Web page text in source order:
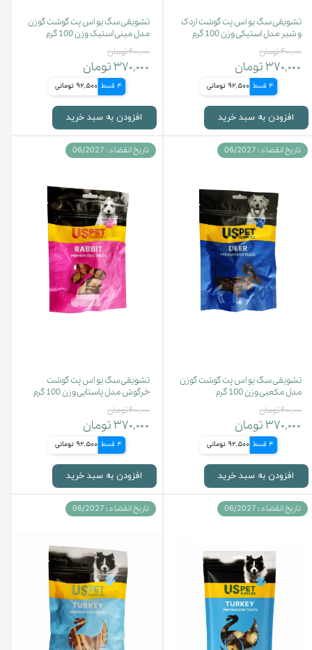
تشویقی سگ یو اس پت گوشت اردک
و شیر مدل استیکی وزن 100 گرم
۴۰۰,۰۰۰ تومان
۳۷۰,۰۰۰ تومان
4 قسط 92,500 تومانی
افزودن به سبد خرید
تشویقی سگ یو اس پت گوشت گوزن
مدل مینی استیک وزن 100 گرم
۴۰۰,۰۰۰ تومان
۳۷۰,۰۰۰ تومان
4 قسط 92,500 تومانی
افزودن به سبد خرید
تشویقی سگ یو اس پت گوشت گوزن
مدل مکعبی وزن 100 گرم
۴۰۰,۰۰۰ تومان
۳۷۰,۰۰۰ تومان
4 قسط 92,500 تومانی
افزودن به سبد خرید
تاریخ انقضاء : 06/2027
تشویقی سگ یو اس پت گوشت
خرگوش مدل پاستایی وزن 100 گرم
۴۰۰,۰۰۰ تومان
۳۷۰,۰۰۰ تومان
4 قسط 92,500 تومانی
افزودن به سبد خرید
تاریخ انقضاء : 06/2027
تاریخ انقضاء : 06/2027 تاریخ انقضاء : 06/2027